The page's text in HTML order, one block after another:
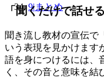
9|まとめ
「聞くだけで話せ
聞き流し教材の宣伝で
いう表現を見かけます
語を身につけるには、
く、その音と意味を結